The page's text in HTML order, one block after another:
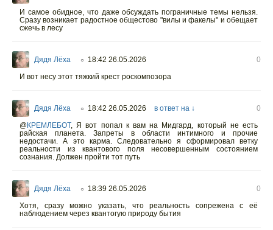
И самое обидное, что даже обсуждать пограничные темы нельзя.
Сразу возникает радостное общестово "вилы и факелы" и обещает
сжечь в лесу
Дядя Лёха ○ 18:42 26.05.2026
0
И вот несу этот тяжкий крест роскомпозора
Дядя Лёха ○ 18:42 26.05.2026 в ответ на ↓
0
@КРЕМЛЕБОТ,
Я вот попал к вам на Мидгард, который не есть
райская планета. Запреты в области интимного и прочие
недостачи. А это карма. Следовательно я сформировал ветку
реальности из квантового поля несовершенным состоянием
сознания. Должен пройти тот путь
Дядя Лёха ○ 18:39 26.05.2026
0
Хотя, сразу можно указать, что реальность сопрежена с её
наблюдением через квантогую природу бытия